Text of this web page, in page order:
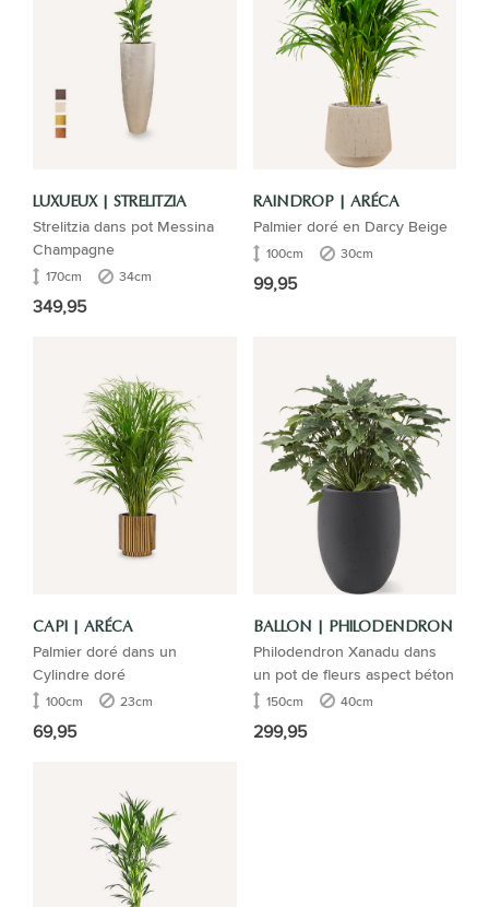
LUXUEUX | STRELITZIA
Strelitzia dans pot Messina
Champagne
170cm 34cm
349,95
RAINDROP | ARÉCA
Palmier doré en Darcy Beige
100cm 30cm
99,95
CAPI | ARÉCA
Palmier doré dans un
Cylindre doré
100cm 23cm
69,95
BALLON | PHILODENDRON
Philodendron Xanadu dans
un pot de fleurs aspect béton
150cm 40cm
299,95